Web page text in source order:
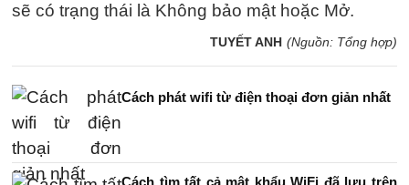
sẽ có trạng thái là Không bảo mật hoặc Mở.
TUYẾT ANH (Nguồn: Tổng hợp)
Cách phát wifi từ điện thoại đơn giản nhất
Cách tìm tất cả mật khẩu WiFi đã lưu trên